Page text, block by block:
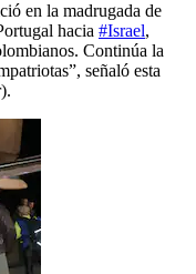
en la madrugada de
hacia #Israel,
Continúa la
señaló esta